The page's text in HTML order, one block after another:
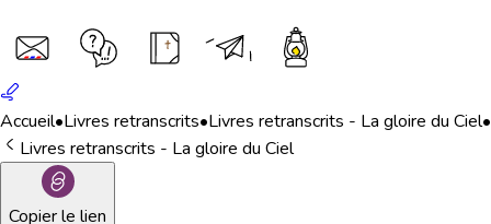
Accueil•Livres retranscrits•Livres retranscrits - La gloire du Ciel•
Livres retranscrits - La gloire du Ciel
Copier le lien